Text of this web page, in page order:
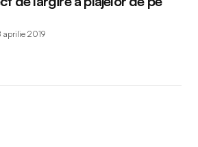
aprilie 2019